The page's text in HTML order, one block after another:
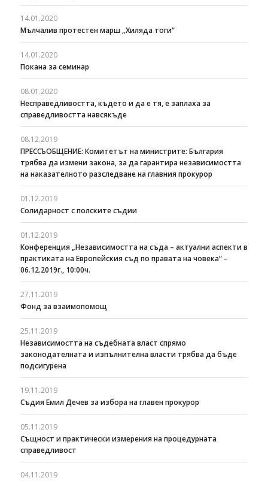
14.01.2020
Мълчалив протестен марш „Хиляда тоги“
14.01.2020
Покана за семинар
08.01.2020
Несправедливостта, където и да е тя, е заплаха за
справедливостта навсякъде
08.12.2019
ПРЕССЪОБЩЕНИЕ: Комитетът на министрите: България
трябва да измени закона, за да гарантира независимостта
на наказателното разследване на главния прокурор
01.12.2019
Солидарност с полските съдии
01.12.2019
Конференция „Независимостта на съда – актуални аспекти в
практиката на Европейския съд по правата на човека“ –
06.12.2019г., 10:00ч.
27.11.2019
Фонд за взаимопомощ
25.11.2019
Независимостта на съдебната власт спрямо
законодателната и изпълнителна власти трябва да бъде
подсигурена
19.11.2019
Съдия Емил Дечев за избора на главен прокурор
05.11.2019
Същност и практически измерения на процедурната
справедливост
04.11.2019